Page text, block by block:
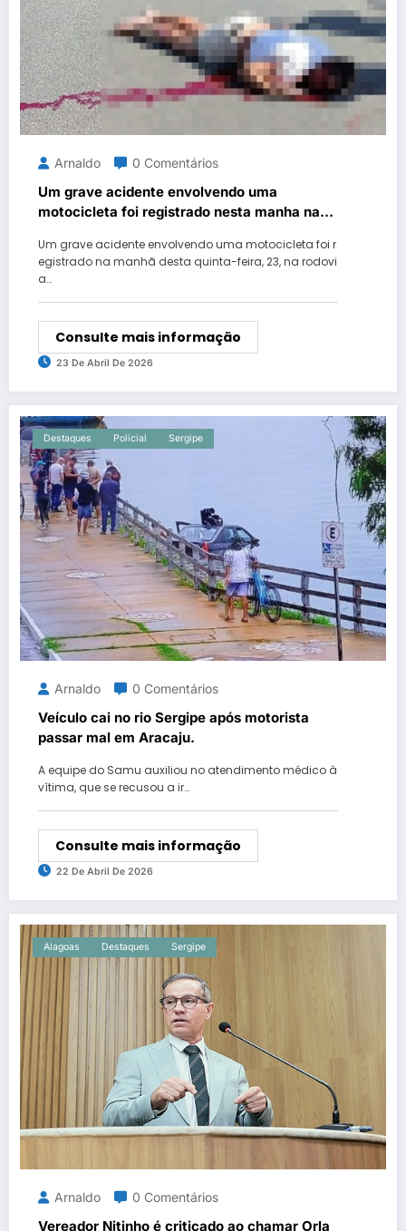
Arnaldo 0 Comentários
Um grave acidente envolvendo uma
motocicleta foi registrado nesta manha na
Um grave acidente envolvendo uma motocicleta foi r
egistrado na manhã desta quinta-feira, 23, na rodovi
a…
Consulte mais informação
23 De Abril De 2026
Destaques Policial Sergipe
Arnaldo 0 Comentários
Veículo cai no rio Sergipe após motorista
passar mal em Aracaju.
A equipe do Samu auxiliou no atendimento médico à
vítima, que se recusou a ir…
Consulte mais informação
22 De Abril De 2026
Alagoas Destaques Sergipe
Arnaldo 0 Comentários
Vereador Nitinho é criticado ao chamar Orla